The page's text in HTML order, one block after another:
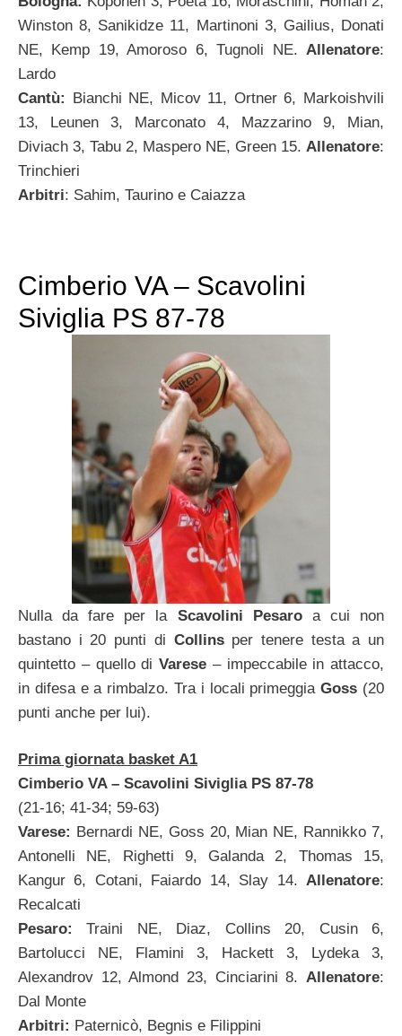
Winston 8, Sanikidze 11, Martinoni 3, Gailius, Donati
NE, Kemp 19, Amoroso 6, Tugnoli NE. Allenatore:
Lardo
Cantù: Bianchi NE, Micov 11, Ortner 6, Markoishvili
13, Leunen 3, Marconato 4, Mazzarino 9, Mian,
Diviach 3, Tabu 2, Maspero NE, Green 15. Allenatore:
Trinchieri
Arbitri: Sahim, Taurino e Caiazza
Cimberio VA – Scavolini
Siviglia PS 87-78
Nulla da fare per la Scavolini Pesaroa cui non
bastano i 20 punti di Collinsper tenere testa a un
quintetto – quello di Varese – impeccabile in attacco,
in difesa e a rimbalzo. Tra i locali primeggiaGoss (20
punti anche per lui).
Prima giornata basket A1
Cimberio VA – Scavolini Siviglia PS 87-78
(21-16; 41-34; 59-63)
Varese: Bernardi NE, Goss 20, Mian NE, Rannikko 7,
Antonelli NE, Righetti 9, Galanda 2, Thomas 15,
Kangur 6, Cotani, Faiardo 14, Slay 14. Allenatore:
Recalcati
Pesaro:Traini NE, Diaz, Collins 20, Cusin 6,
Bartolucci NE, Flamini 3, Hackett 3, Lydeka 3,
Alexandrov 12, Almond 23, Cinciarini 8. Allenatore:
Dal Monte
Arbitri: Paternicò, Begnis e Filippini